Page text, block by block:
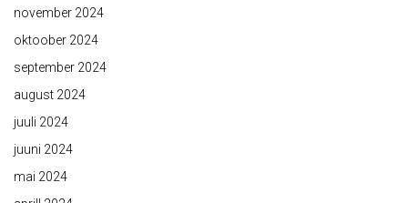
november 2024
oktoober 2024
september 2024
august 2024
juuli 2024
juuni 2024
mai 2024